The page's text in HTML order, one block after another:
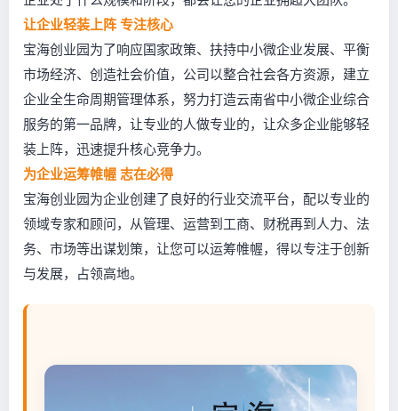
让企业轻装上阵 专注核心
宝海创业园为了响应国家政策、扶持中小微企业发展、平衡
市场经济、创造社会价值，公司以整合社会各方资源，建立
企业全生命周期管理体系，努力打造云南省中小微企业综合
服务的第一品牌，让专业的人做专业的，让众多企业能够轻
装上阵，迅速提升核心竞争力。
为企业运筹帷幄 志在必得
宝海创业园为企业创建了良好的行业交流平台，配以专业的
领域专家和顾问，从管理、运营到工商、财税再到人力、法
务、市场等出谋划策，让您可以运筹帷幄，得以专注于创新
与发展，占领高地。